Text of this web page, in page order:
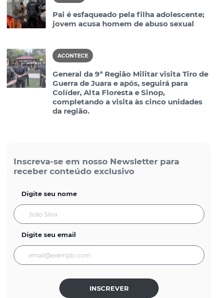
Pai é esfaqueado pela filha adolescente;
jovem acusa homem de abuso sexual
ACONTECE
General da 9ª Região Militar visita Tiro de
Guerra de Juara e após, seguirá para
Colíder, Alta Floresta e Sinop,
completando a visita às cinco unidades
da região.
Inscreva-se em nosso Newsletter para
receber conteúdo exclusivo
Digite seu nome
Digite seu email
INSCREVER